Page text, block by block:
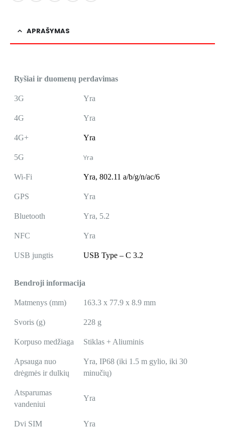
APRAŠYMAS
Ryšiai ir duomenų perdavimas
3G Yra
4G Yra
4G+ Yra
5G Yra
Wi-Fi Yra, 802.11 a/b/g/n/ac/6
GPS Yra
Bluetooth Yra, 5.2
NFC Yra
USB jungtis USB Type – C 3.2
Bendroji informacija
Matmenys (mm) 163.3 x 77.9 x 8.9 mm
Svoris (g) 228 g
Korpuso medžiaga Stiklas + Aliuminis
Apsauga nuo
drėgmės ir dulkių
Yra, IP68 (iki 1.5 m gylio, iki 30
minučių)
Atsparumas
vandeniui
Yra
Dvi SIM Yra